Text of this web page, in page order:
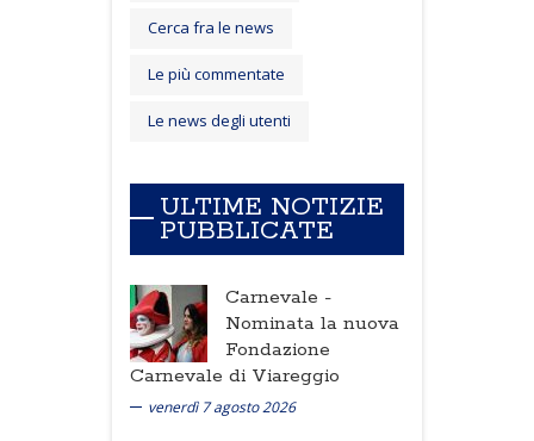
Cerca fra le news
Le più commentate
Le news degli utenti
ULTIME NOTIZIE
PUBBLICATE
Carnevale -
Nominata la nuova
Fondazione
Carnevale di Viareggio
venerdì 7 agosto 2026